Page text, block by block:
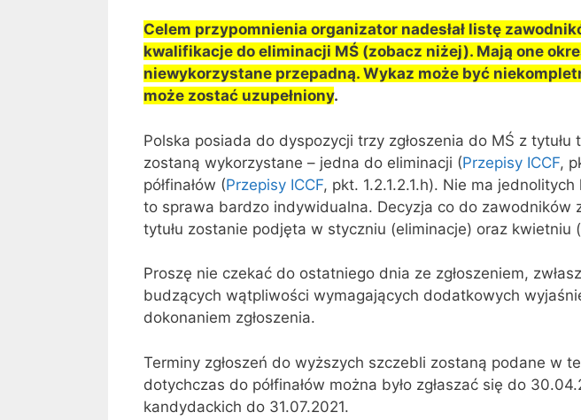
Celem przypomnienia organizator nadesłał listę
kwalifikacje do eliminacji MŚ (zobacz niżej). Mają one
niewykorzystane przepadną. Wykaz może być
może zostać uzupełniony.
Polska posiada do dyspozycji trzy zgłoszenia do MŚ z tytułu
zostaną wykorzystane – jedna do eliminacji (Przepisy ICCF,
półfinałów (Przepisy ICCF, pkt. 1.2.1.2.1.h). Nie ma
to sprawa bardzo indywidualna. Decyzja co do zawodników
tytułu zostanie podjęta w styczniu (eliminacje) oraz kwietniu
Proszę nie czekać do ostatniego dnia ze zgłoszeniem,
budzących wątpliwości wymagających dodatkowych
dokonaniem zgłoszenia.
Terminy zgłoszeń do wyższych szczebli zostaną podane w
dotychczas do półfinałów można było zgłaszać się do
kandydackich do 31.07.2021.